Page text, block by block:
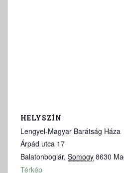
HELYSZÍN
Lengyel-Magyar Barátság Háza
Árpád utca 17
Balatonboglár, Somogy 8630
Térkép